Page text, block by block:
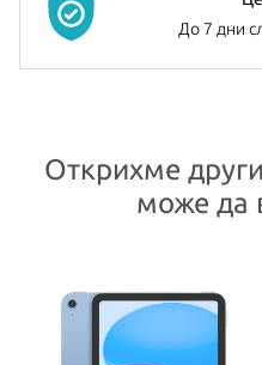
До 7 дни
Открихме
може да